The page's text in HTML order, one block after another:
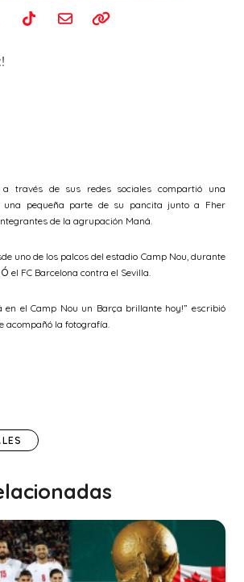
través de sus redes sociales compartió una
una pequeña parte de su pancita junto a Fher
de la agrupación Maná.
uno de los palcos del estadio Camp Nou, durante
el FC Barcelona contra el Sevilla.
en el Camp Nou un Barça brillante hoy!” escribió
acompañó la fotografía.